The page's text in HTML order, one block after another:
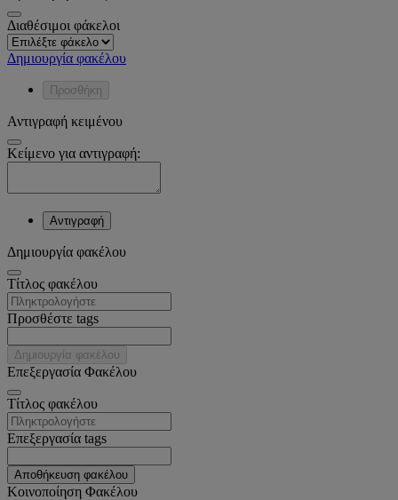
Διαθέσιμοι φάκελοι
Δημιουργία φακέλου
Προσθήκη
Αντιγραφή κειμένου
Κείμενο για αντιγραφή:
Αντιγραφή
Δημιουργία φακέλου
Tίτλος φακέλου
Προσθέστε tags
Δημιουργία φακέλου
Επεξεργασία Φακέλου
Tίτλος φακέλου
Επεξεργασία tags
Αποθήκευση φακέλου
Κοινοποίηση Φακέλου